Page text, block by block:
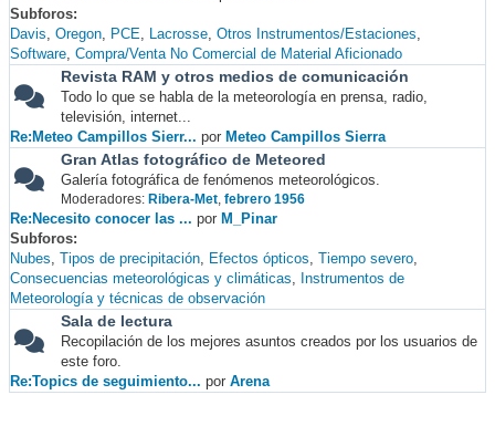
Subforos
Davis Oregon PCE Lacrosse Otros Instrumentos/Estaciones
Software Compra/Venta No Comercial de Material Aficionado
Revista RAM y otros medios de comunicación
Todo lo que se habla de la meteorología en prensa, radio,
televisión, internet...
Re:Meteo Campillos Sierr... por Meteo Campillos Sierra
Gran Atlas fotográfico de Meteored
Galería fotográfica de fenómenos meteorológicos.
Moderadores: Ribera-Met, febrero 1956
Re:Necesito conocer las ... por M_Pinar
Subforos
Nubes Tipos de precipitación Efectos ópticos Tiempo severo
Consecuencias meteorológicas y climáticas
Instrumentos de
Meteorología y técnicas de observación
Sala de lectura
Recopilación de los mejores asuntos creados por los usuarios de
este foro.
Re:Topics de seguimiento... por Arena